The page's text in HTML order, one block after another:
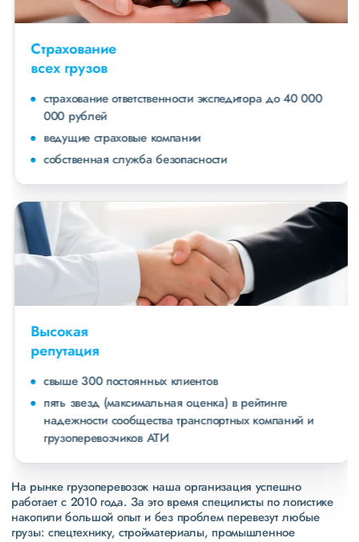
Страхование
всех грузов
страхование ответственности экспедитора до 40 000
000 рублей
ведущие страховые компании
собственная служба безопасности
Высокая
репутация
свыше 300 постоянных клиентов
пять звезд (максимальная оценка) в рейтинге
надежности сообщества транспортных компаний и
грузоперевозчиков АТИ
На рынке грузоперевозок наша организация успешно
работает с 2010 года. За это время специлисты по логистике
накопили большой опыт и без проблем перевезут любые
грузы: спецтехнику, стройматериалы, промышленное